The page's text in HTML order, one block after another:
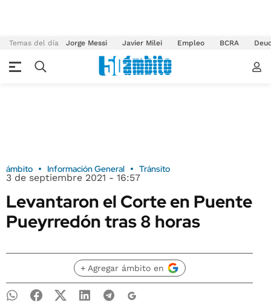
Temas del día Jorge Messi Javier Milei Empleo BCRA
ámbito Información General Tránsito
3 de septiembre 2021 - 16:57
Levantaron el Corte en Puente
Pueyrredón tras 8 horas
+ Agregar ámbito en